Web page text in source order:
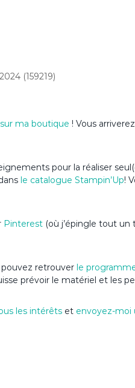
(159219)
ma boutique ! Vous
pour la réaliser
le catalogue Stampin’Up!
Pinterest (où j’épingle tout un
pouvez retrouver le
prévoir le matériel et les
les intérêts et envoyez-moi